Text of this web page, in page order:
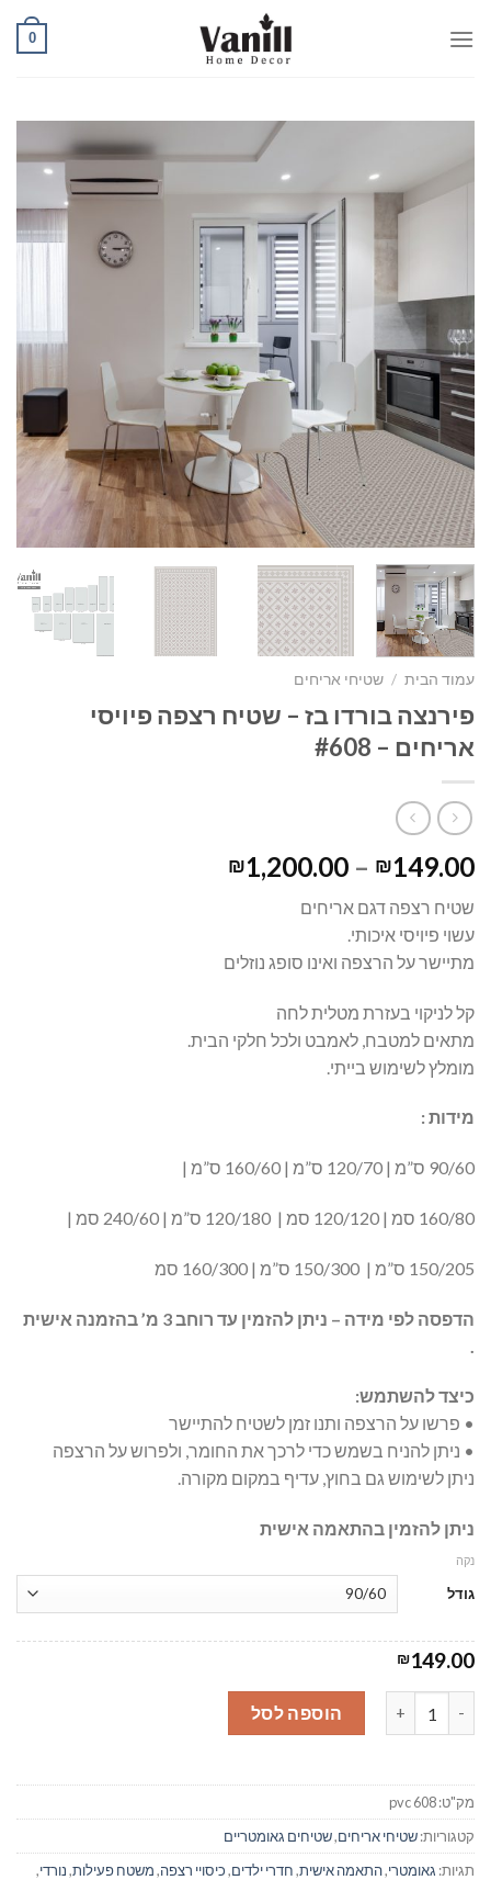
0
עמוד הבית / שטיחי אריחים
פירנצה בורדו בז – שטיח רצפה פיויסי
אריחים – #608
₪149.00
–
₪1,200.00
שטיח רצפה דגם אריחים
עשוי פיויסי איכותי.
מתיישר על הרצפה ואינו סופג נוזלים
קל לניקוי בעזרת מטלית לחה
מתאים למטבח, לאמבט ולכל חלקי הבית.
מומלץ לשימוש בייתי.
מידות :
90/60 ס”מ | 120/70 ס”מ | 160/60 ס”מ |
160/80 סמ | 120/120 סמ | 120/180 ס”מ | 240/60 סמ |
150/205 ס”מ | 150/300 ס”מ | 160/300 סמ
הדפסה לפי מידה – ניתן להזמין עד רוחב 3 מ’ בהזמנה אישית
כיצד להשתמש:
• פרשו על הרצפה ותנו זמן לשטיח להתיישר
• ניתן להניח בשמש כדי לרכך את החומר, ולפרוש על הרצפה
ניתן לשימוש גם בחוץ, עדיף במקום מקורה.
ניתן להזמין בהתאמה אישית
גודל
נקה
₪149.00
כמות של פירנצה בורדו בז - שטיח רצפה פיויסי אריחים - #608
הוספה לסל
מק"ט:pvc 608
קטגוריות:שטיחי אריחים,שטיחים גאומטריים
תגיות: גאומטרי,התאמה אישית,חדרי ילדים,כיסויי רצפה,משטח פעילות,נורדי,